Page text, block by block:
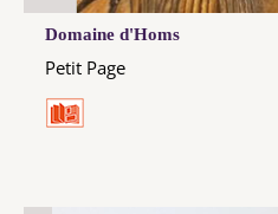
Domaine d'Homs
Petit Page